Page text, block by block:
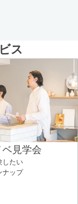
ス
見学会
したい
ナップ